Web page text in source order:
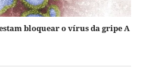
bloquear o vírus da gripe A